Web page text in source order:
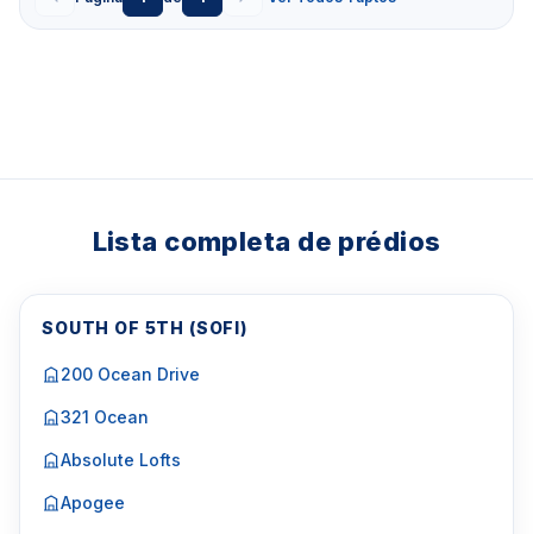
Lista completa de prédios
SOUTH OF 5TH (SOFI)
200 Ocean Drive
321 Ocean
Absolute Lofts
Apogee